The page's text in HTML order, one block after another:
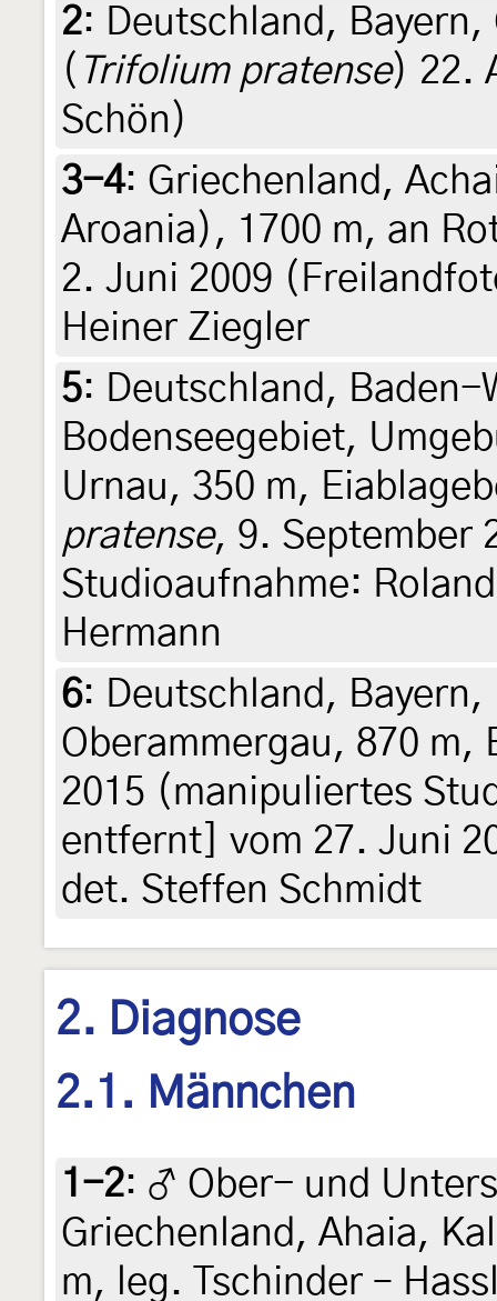
2: Deutschland,
( Trifolium pratense) 22.
Schön)
3-4: Griechenland,
Aroania), 1700 m, an
2. Juni 2009
Heiner Ziegler
5: Deutschland, Baden-
Bodenseegebiet,
Urnau, 350 m,
pratense, 9. September
Studioaufnahme:
Hermann
6: Deutschland, Bayern,
Oberammergau, 870 m,
2015 (manipuliertes
entfernt] vom 27. Juni
det. Steffen Schmidt
2. Diagnose
2.1. Männchen
1-2: ♂ Ober- und
Griechenland, Ahaia,
m, leg. Tschinder –